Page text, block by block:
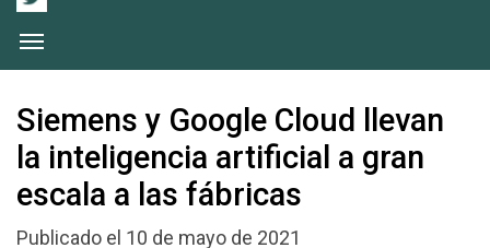
Siemens y Google Cloud llevan
la inteligencia artificial a gran
escala a las fábricas
Publicado el 10 de mayo de 2021